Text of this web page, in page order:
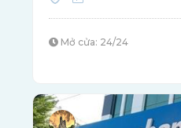
Mở cửa: 24/24